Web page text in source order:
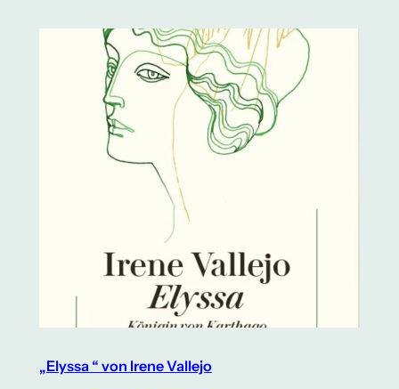
„Elyssa “ von Irene Vallejo